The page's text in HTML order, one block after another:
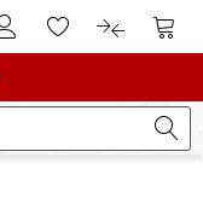
A la cuenta de cliente
A la lista de
A la A la